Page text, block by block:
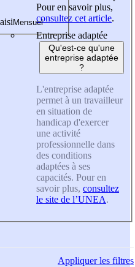
Pour en savoir plus,
consultez cet article.
Entreprise adaptée
Qu'est-ce qu'une
entreprise adaptée
?
L'entreprise adaptée
permet à un travailleur
en situation de
handicap d'exercer
une activité
professionnelle dans
des conditions
adaptées à ses
capacités. Pour en
savoir plus, consultez
le site de l’UNEA.
Appliquerles filtres